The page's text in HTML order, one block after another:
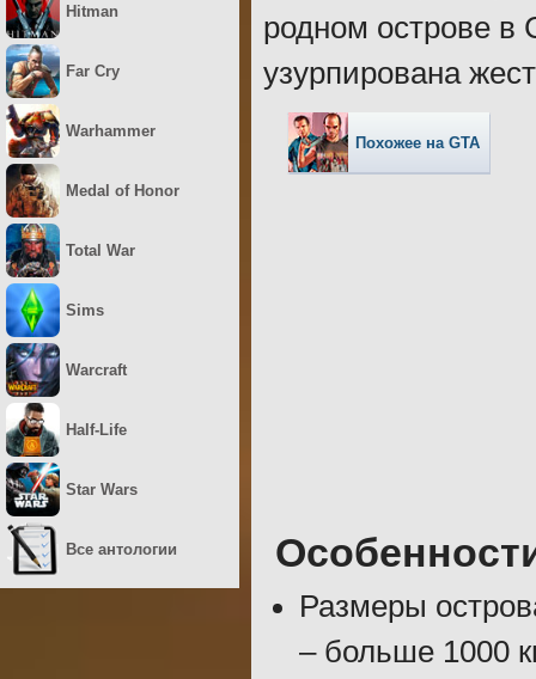
родном острове в
узурпирована
Похожее на GTA
Размеры
– больше 1000
Hitman
Far Cry
Warhammer
Medal of Honor
Total War
Sims
Warcraft
Half-Life
Star Wars
Все антологии